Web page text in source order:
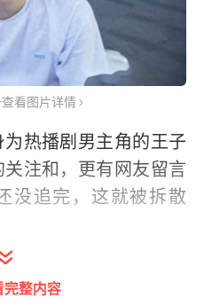
看图片详情
热播剧男主角的王子
注和，更有网友留言
没追完，这就被拆散
完整内容